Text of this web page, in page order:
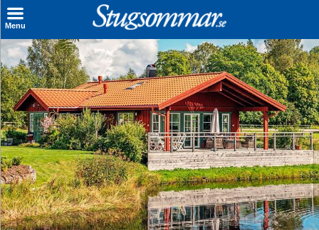
Menu
Sök stuga
Sista Minuten
Genvägar
Inspiration
Kontakt
Husägare